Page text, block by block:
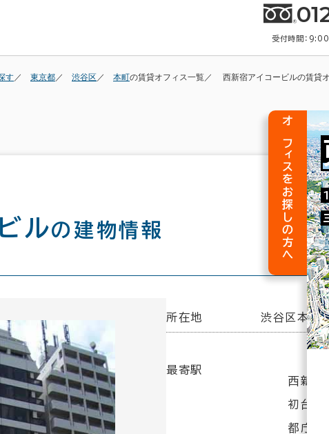
受付時間：
す 東京都 渋谷区 本町の賃貸オフィス一覧 西新宿アイコービルの賃貸
ルの建物情報
所在地 渋谷区本
最寄駅
西新
初台
都庁
オフィスをお探しの方へ